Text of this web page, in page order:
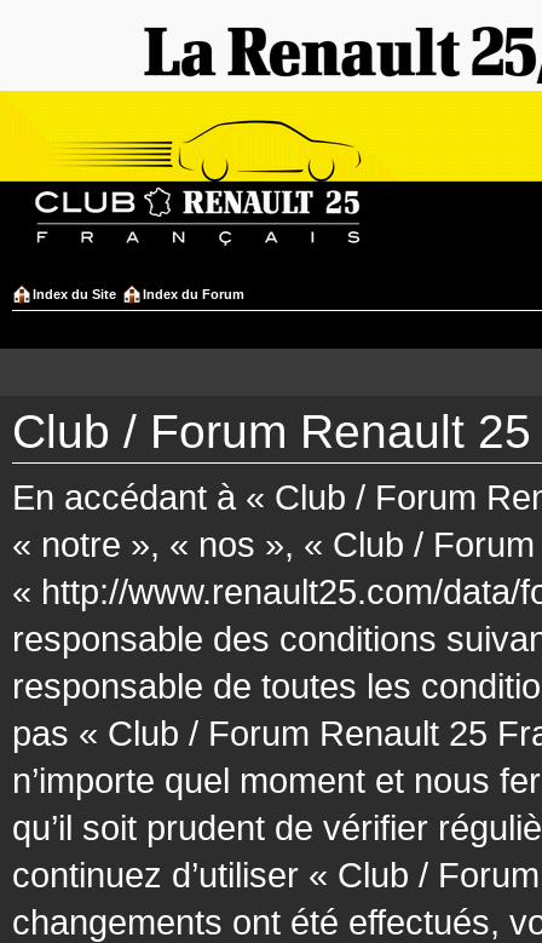
Index du Site Index du Forum
Club / Forum Renault
En accédant à « Club / Forum
« notre », « nos », « Club /
« http://www.renault25.com/data/
responsable des conditions
responsable de toutes les
pas « Club / Forum Renault 25
n’importe quel moment et nous
qu’il soit prudent de vérifier
continuez d’utiliser « Club /
changements ont été effectués,